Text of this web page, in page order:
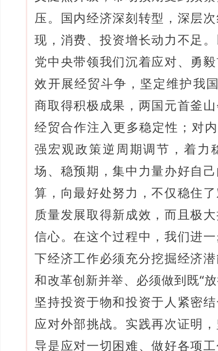
压。国内经济深刻转型，深层
现，消费、投资增长动力不足
党中央带领我们沉着应对、勇
效开展经贸斗争，坚定维护我
商取得积极成果，两国元首釜
经贸合作注入更多稳定性；对
强宏观政策逆周期调节，着力
场、稳预期，集中力量办好自
算，向最好处努力，不仅稳住
质量发展取得新成效，而且极
信心。在这个过程中，我们进
下经济工作必须充分挖掘经济
和改革创新并举、必须做到既“
坚持投资于物和投资于人紧密
应对外部挑战。实践再次证明
导是应对一切困难、做好各项